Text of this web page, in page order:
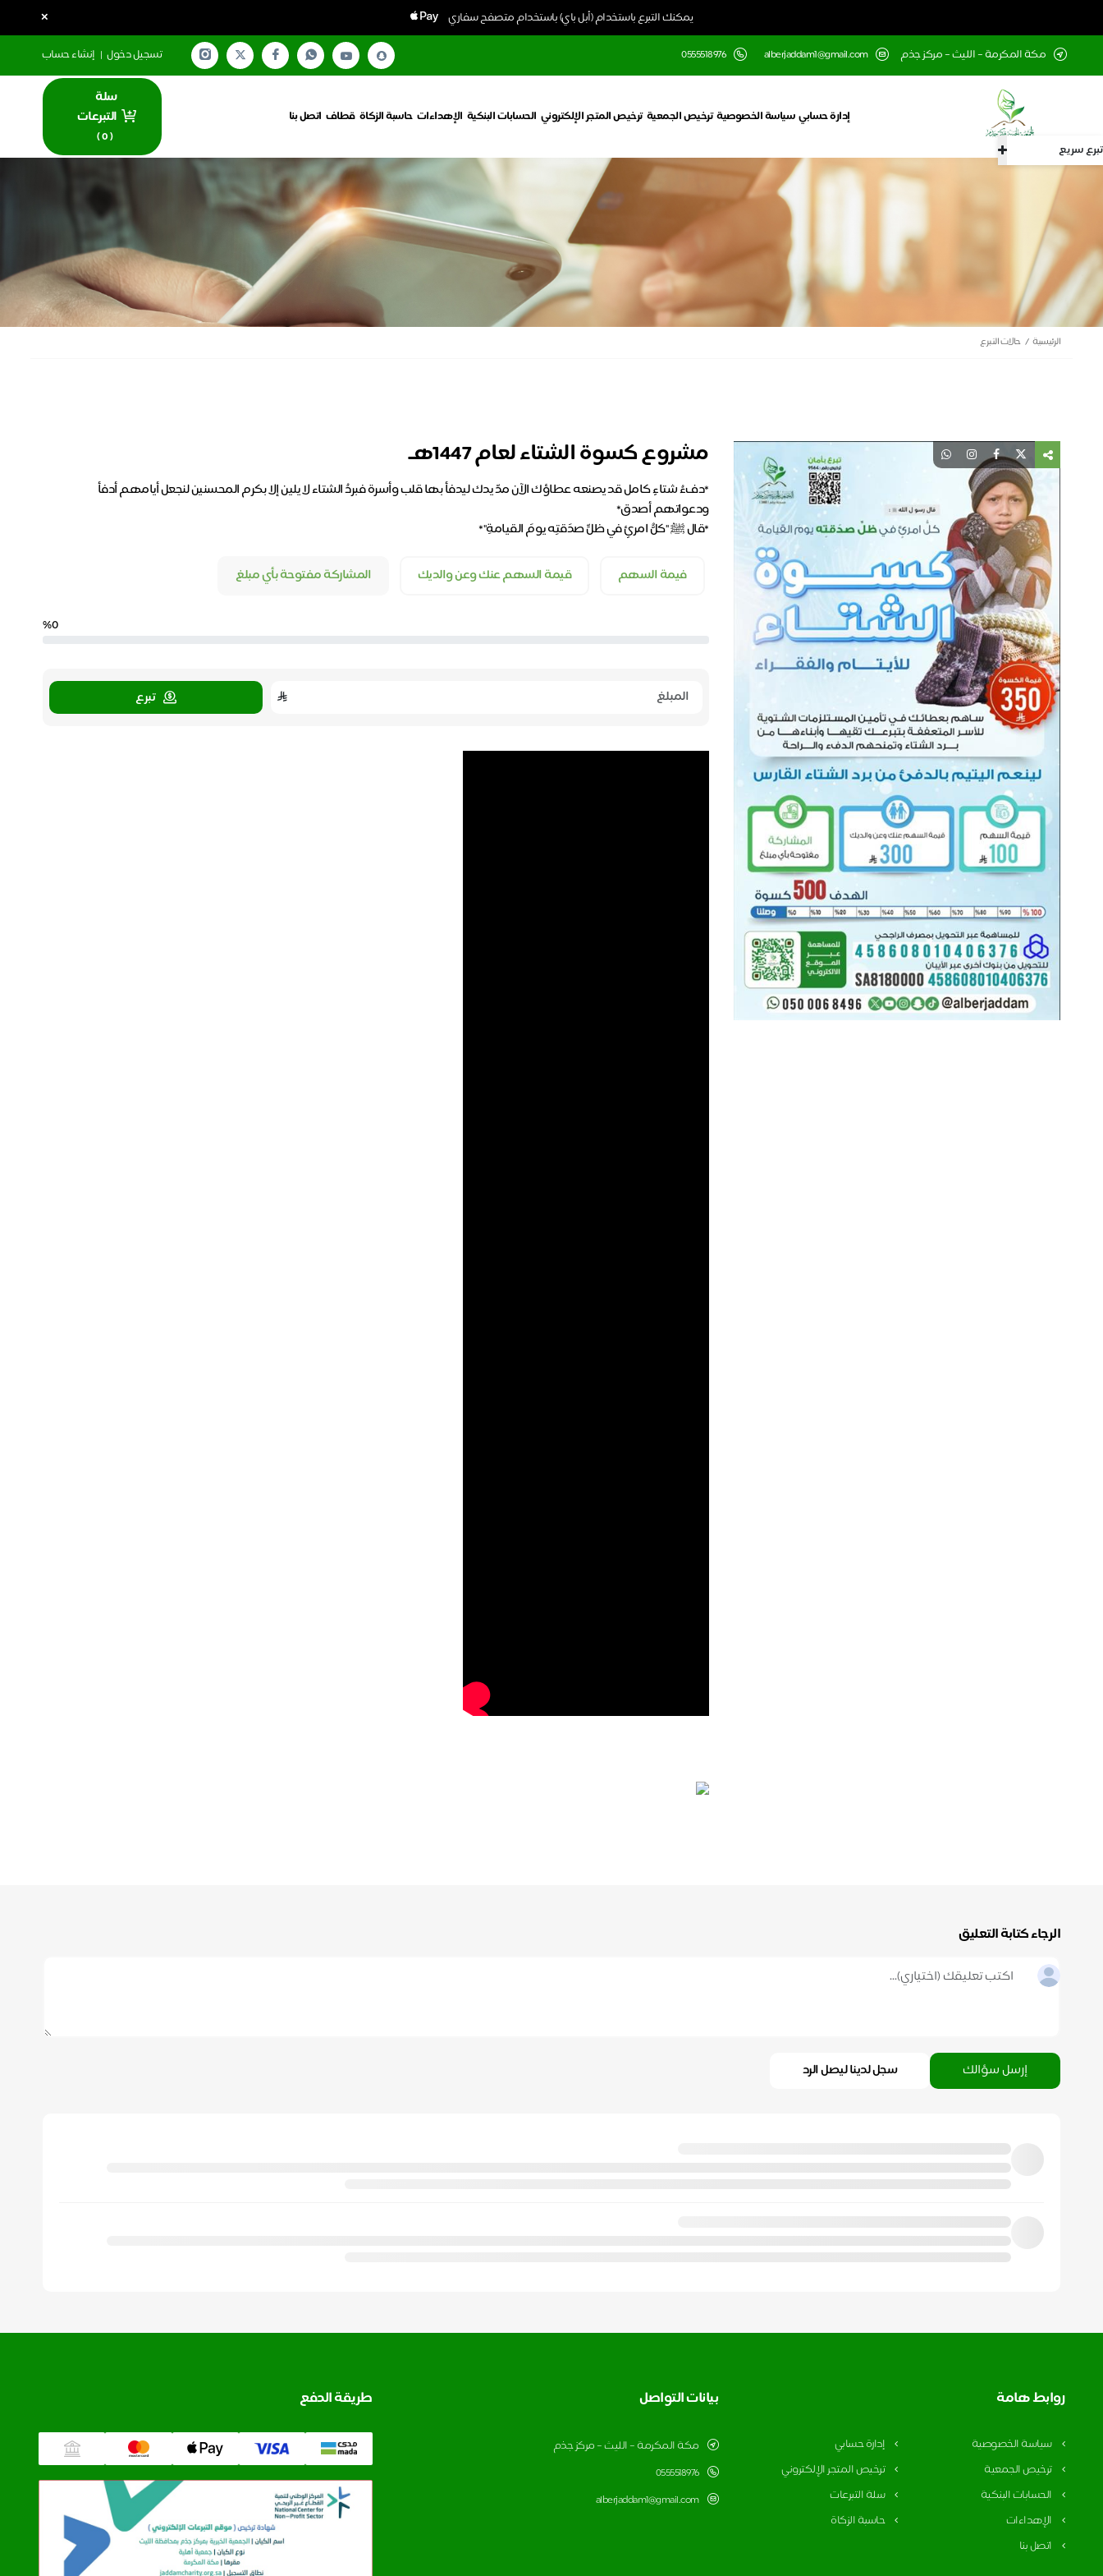
يمكنك التبرع باستخدام (أبل باي) باستخدام متصفح سفاري ×
تبرع سريع
مكة المكرمة – الليث – مركز جذم alberjaddam1@gmail.com
0555518976 تسجيل دخول | إنشاء حساب
إدارة حسابي سياسة الخصوصية ترخيص الجمعية ترخيص المتجر الإلكتروني الحسابات البنكية الإهداءات حاسبة الزكاة قطاف اتصل بنا
سلة
التبرعات
(
0
)
الرئيسية حالات التبرع
مشروع كسوة الشتاء لعام 1447هـ
*دفءُ شتاءٍ كامل قد يصنعه عطاؤك الآن مدّ يدك ليدفأ بها قلب وأسرة فبردُ الشتاء لا يلين إلا بكرم المحسنين لنجعل أيامهم أدفأ
*قال ﷺ "كلُّ امرئٍ في ظلِّ صدَقتِه يومَ القيامةِ"*
فيمة السهم قيمة السهم عنك وعن والديك المشاركة مفتوحة بأي مبلغ
%0
تبرع
الرجاء كتابة التعليق
إرسل سؤالك سجل لدينا ليصل الرد
روابط هامة
سياسة الخصوصية
إدارة حسابي
ترخيص الجمعية
ترخيص المتجر الإلكتروني
الحسابات البنكية
سلة التبرعات
الإهداءات
حاسبة الزكاة
اتصل بنا
بيانات التواصل
مكة المكرمة – الليث – مركز جذم
0555518976
alberjaddam1@gmail.com
طريقة الدفع